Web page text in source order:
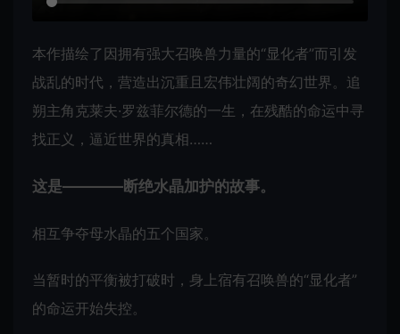
本作描绘了因拥有强大召唤兽力量的“显化者”而引发
战乱的时代，营造出沉重且宏伟壮阔的奇幻世界。追
朔主角克莱夫·罗兹菲尔德的一生，在残酷的命运中寻
找正义，逼近世界的真相……
这是――――断绝水晶加护的故事。
相互争夺母水晶的五个国家。
当暂时的平衡被打破时，身上宿有召唤兽的“显化者”
的命运开始失控。